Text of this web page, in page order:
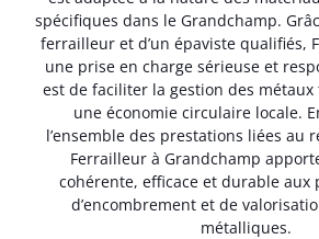
spécifiques dans le Grandchamp.
ferrailleur et d’un épaviste qualifiés,
une prise en charge sérieuse et
est de faciliter la gestion des
une économie circulaire locale.
l’ensemble des prestations liées au
Ferrailleur à Grandchamp
cohérente, efficace et durable aux
d’encombrement et de
métalliques.